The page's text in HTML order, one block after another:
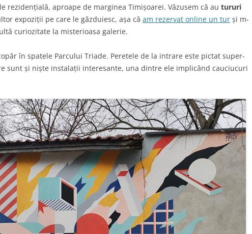
rezidențială, aproape de marginea Timișoarei. Văzusem că au tururi
expoziții pe care le găzduiesc, așa că am rezervat online un tur și m-
curiozitate la misterioasa galerie.
în spatele Parcului Triade. Peretele de la intrare este pictat super-
sunt și niște instalații interesante, una dintre ele implicând cauciucuri